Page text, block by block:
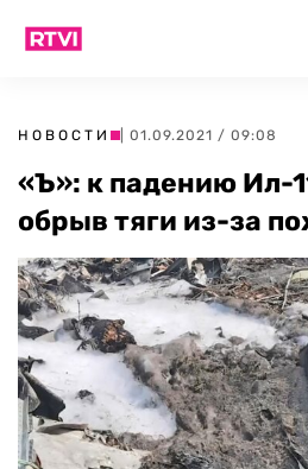
НОВОСТИ | 01.09.2021 / 09:08
«Ъ»: к падению Ил-
обрыв тяги из-за